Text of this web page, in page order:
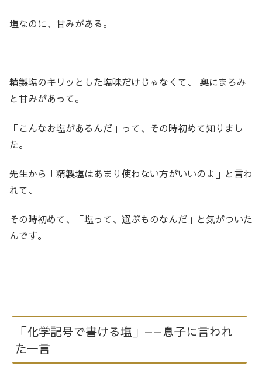
塩なのに、甘みがある。
精製塩のキリッとした塩味だけじゃなくて、 奥にまろみ
と甘みがあって。
「こんなお塩があるんだ」って、その時初めて知りまし
た。
先生から「精製塩はあまり使わない方がいいのよ」と言わ
れて、
その時初めて、「塩って、選ぶものなんだ」と気がついた
んです。
「化学記号で書ける塩」——息子に言われ
た一言